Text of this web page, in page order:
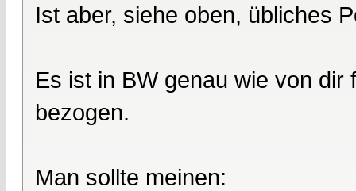
Ist aber, siehe oben, übliches
Es ist in BW genau wie von
bezogen.
Man sollte meinen: